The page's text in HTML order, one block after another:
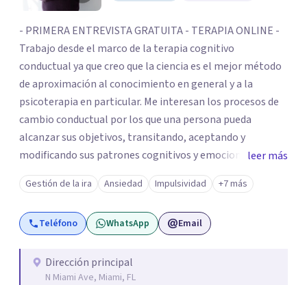
- PRIMERA ENTREVISTA GRATUITA - TERAPIA ONLINE -
Trabajo desde el marco de la terapia cognitivo
conductual ya que creo que la ciencia es el mejor método
de aproximación al conocimiento en general y a la
psicoterapia en particular. Me interesan los procesos de
cambio conductual por los que una persona pueda
alcanzar sus objetivos, transitando, aceptando y
modificando sus patrones cognitivos y emocionales.
Abordo patologías específicas como trastornos de
ansiedad y del ánimo, y también crisis vitales y procesos
de crecimiento personal.
leer más
Gestión de la ira Ansiedad Impulsividad +7 más
Teléfono WhatsApp Email
Dirección principal
N Miami Ave, Miami, FL